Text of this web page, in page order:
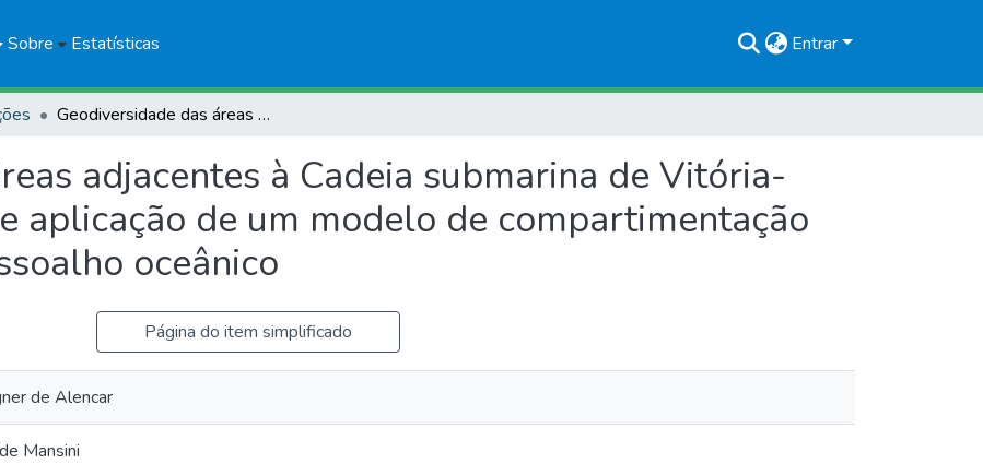
Sobre Estatísticas Entrar
Geodiversidade das áreas adjacentes à Cadeia submarina de Vitória-Trindade: construção e aplicação de um modelo de compartimentação em macroescala do assoalho oceânico
adjacentes à Cadeia submarina de Vitória-
aplicação de um modelo de compartimentação
oceânico
Página do item simplificado
de Alencar
Mansini